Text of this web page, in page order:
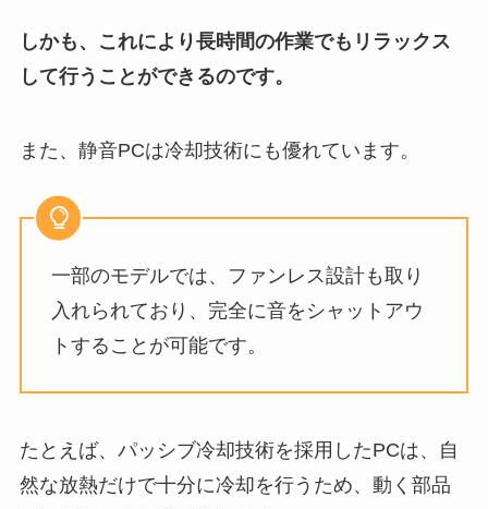
しかも、これにより長時間の作業でもリラックス
して行うことができるのです。
また、静音PCは冷却技術にも優れています。
一部のモデルでは、ファンレス設計も取り
入れられており、完全に音をシャットアウ
トすることが可能です。
たとえば、パッシブ冷却技術を採用したPCは、自
然な放熱だけで十分に冷却を行うため、動く部品